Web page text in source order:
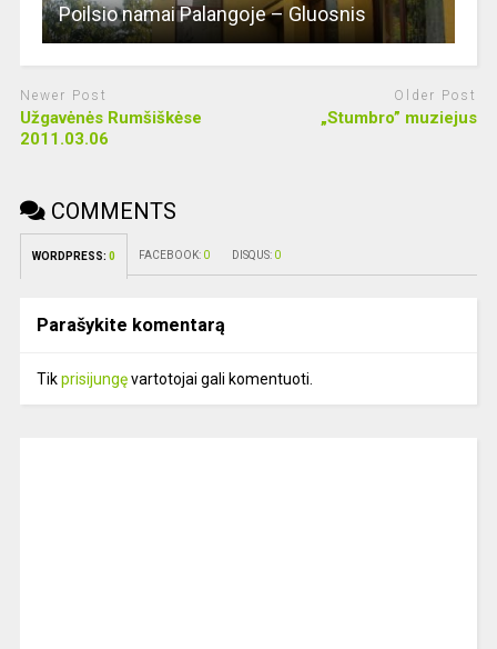
Poilsio namai Palangoje – Gluosnis
Newer Post
Užgavėnės Rumšiškėse
2011.03.06
Older Post
„Stumbro” muziejus
COMMENTS
WORDPRESS: 0 FACEBOOK: 0 DISQUS: 0
Parašykite komentarą
Tikprisijungęvartotojai gali komentuoti.